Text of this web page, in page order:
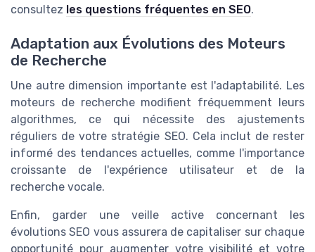
consultez les questions fréquentes en SEO.
Adaptation aux Évolutions des Moteurs
de Recherche
Une autre dimension importante est l'adaptabilité. Les
moteurs de recherche modifient fréquemment leurs
algorithmes, ce qui nécessite des ajustements
réguliers de votre stratégie SEO. Cela inclut de rester
informé des tendances actuelles, comme l'importance
croissante de l'expérience utilisateur et de la
recherche vocale.
Enfin, garder une veille active concernant les
évolutions SEO vous assurera de capitaliser sur chaque
opportunité pour augmenter votre visibilité et votre